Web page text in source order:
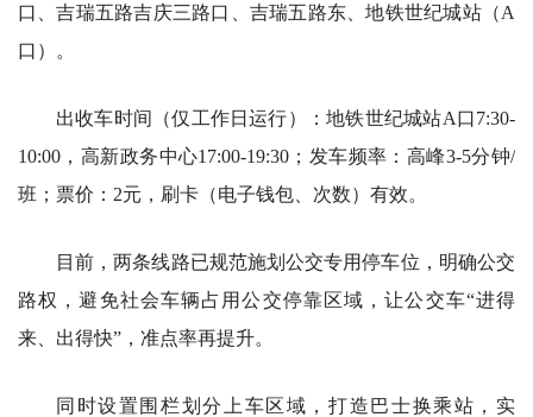
口、吉瑞五路吉庆三路口、吉瑞五路东、地铁世纪城站（A
口）。
出收车时间（仅工作日运行）：地铁世纪城站A口7:30-
10:00，高新政务中心17:00-19:30；发车频率：高峰3-5分钟/
班；票价：2元，刷卡（电子钱包、次数）有效。
目前，两条线路已规范施划公交专用停车位，明确公交
路权，避免社会车辆占用公交停靠区域，让公交车“进得
来、出得快”，准点率再提升。
同时设置围栏划分上车区域，打造巴士换乘站，实